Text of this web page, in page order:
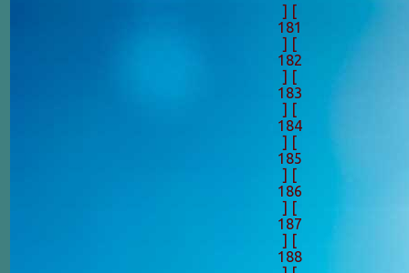
] [
181
] [
182
] [
183
] [
184
] [
185
] [
186
] [
187
] [
188